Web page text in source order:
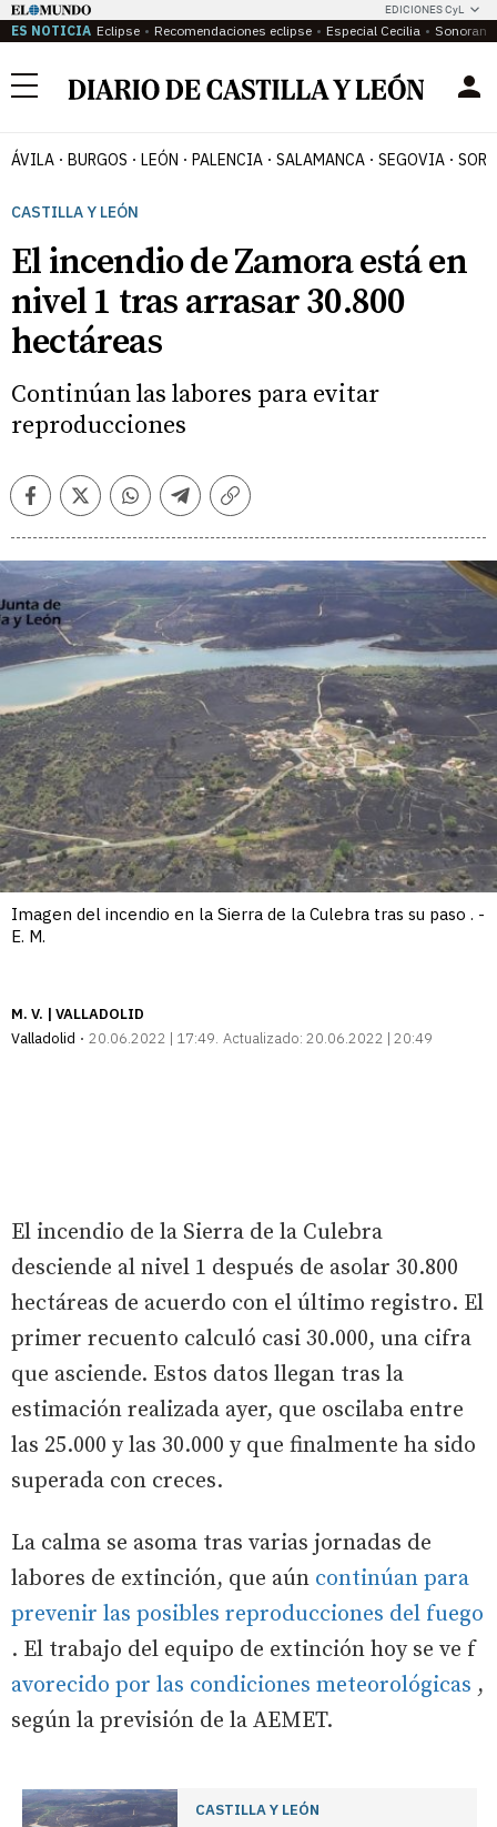
EDICIONES CyL
ES NOTICIA Eclipse Recomendaciones eclipse Especial Cecilia
Menú
ÁVILA BURGOS LEÓN PALENCIA SALAMANCA SEGOVIA
CASTILLA Y LEÓN
El incendio de Zamora está en
nivel 1 tras arrasar 30.800
hectáreas
Continúan las labores para evitar
reproducciones
FacebookTwitterWhatsappTelegramCopiar
Imagen del incendio en la Sierra de la Culebra tras su paso . -
E. M.
M. V. | VALLADOLID
Valladolid
20.06.2022 | 17:49 Actualizado: 20.06.2022 | 20:49
El incendio de la Sierra de la Culebra
desciende al nivel 1 después de asolar 30.800
hectáreas de acuerdo con el último registro. El
primer recuento calculó casi 30.000, una cifra
que asciende. Estos datos llegan tras la
estimación realizada ayer, que oscilaba entre
las 25.000 y las 30.000 y que finalmente ha sido
superada con creces.
La calma se asoma tras varias jornadas de
labores de extinción, que aún continúan para
prevenir las posibles reproducciones del fuego
. El trabajo del equipo de extinción hoy se ve f
avorecido por las condiciones meteorológicas ,
según la previsión de la AEMET.
CASTILLA Y LEÓN